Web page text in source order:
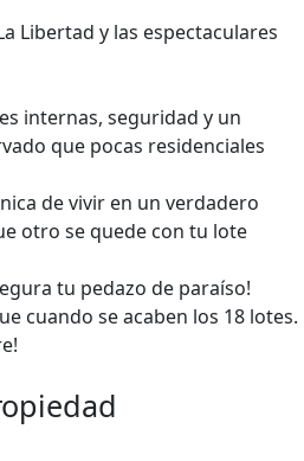
Libertad y las espectaculares
internas, seguridad y un
que pocas residenciales
de vivir en un verdadero
otro se quede con tu lote
tu pedazo de paraíso!
cuando se acaben los 18 lotes.